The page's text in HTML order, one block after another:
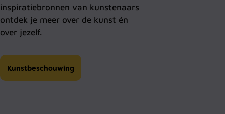
inspiratiebronnen van kunstenaars
ontdek je meer over de kunst én
over jezelf.
Kunstbeschouwing